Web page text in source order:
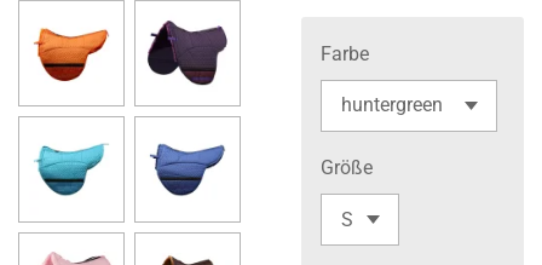
Farbe
Größe